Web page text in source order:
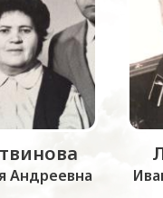
Андреевна